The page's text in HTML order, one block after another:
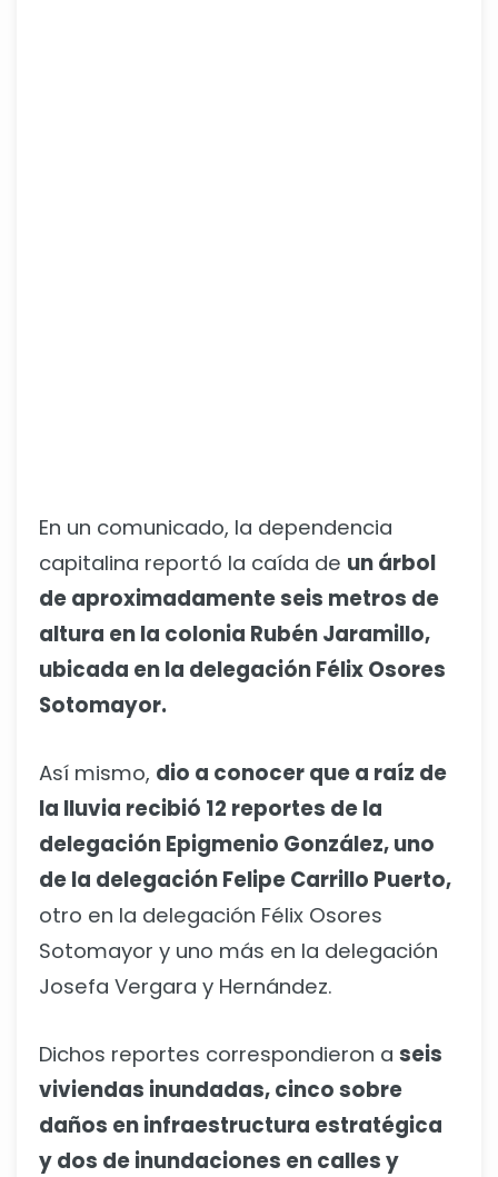
En un comunicado, la dependencia
capitalina reportó la caída de un árbol
de aproximadamente seis metros de
altura en la colonia Rubén Jaramillo,
ubicada en la delegación Félix Osores
Sotomayor.
Así mismo, dio a conocer que a raíz de
la lluvia recibió 12 reportes de la
delegación Epigmenio González, uno
de la delegación Felipe Carrillo Puerto,
otro en la delegación Félix Osores
Sotomayor y uno más en la delegación
Josefa Vergara y Hernández.
Dichos reportes correspondieron a seis
viviendas inundadas, cinco sobre
daños en infraestructura estratégica
y dos de inundaciones en calles y